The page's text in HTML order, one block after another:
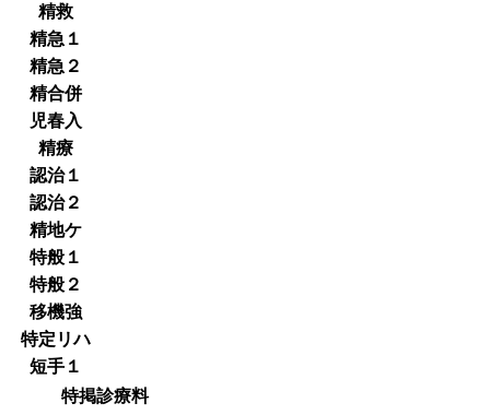
精救
精急１
精急２
精合併
児春入
精療
認治１
認治２
精地ケ
特般１
特般２
移機強
特定リハ
短手１
特掲診療料